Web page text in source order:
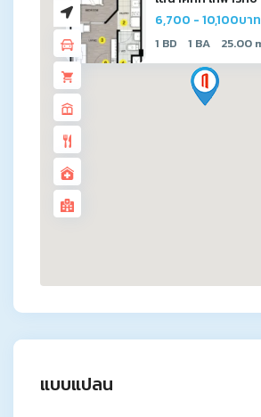
6,700 - 10,100บา
1 BD 1 BA 25.00
แบบแปลน